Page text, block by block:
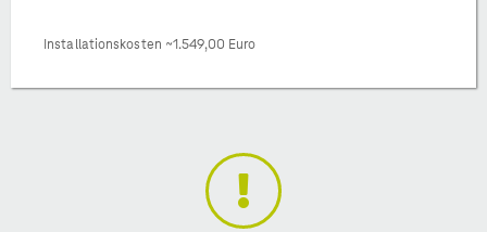
Installationskosten ~1.549,00 Euro